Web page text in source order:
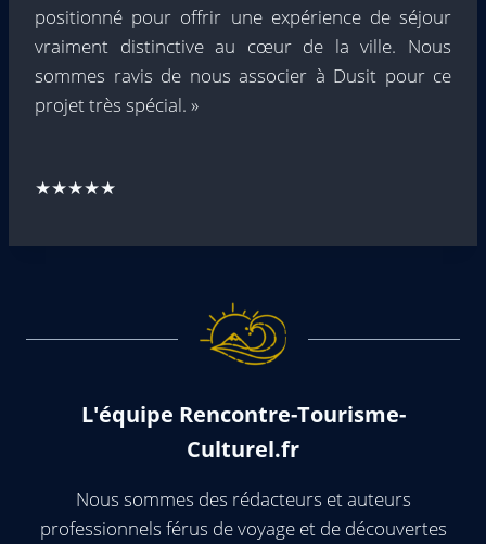
positionné pour offrir une expérience de séjour
vraiment distinctive au cœur de la ville. Nous
sommes ravis de nous associer à Dusit pour ce
projet très spécial. »
★★★★★
L'équipe Rencontre-Tourisme-
Culturel.fr
Nous sommes des rédacteurs et auteurs
professionnels férus de voyage et de découvertes